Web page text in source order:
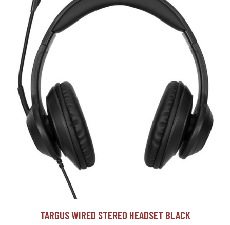
TARGUS WIRED STEREO HEADSET BLACK